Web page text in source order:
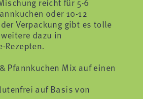
oder 10-12
Verpackung gibt es tolle
dazu in
Rezepten.
Pfannkuchen Mix auf einen
auf Basis von